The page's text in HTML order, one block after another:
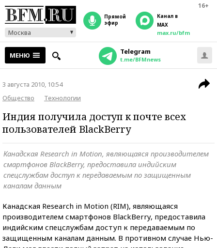
16+
Москва
прямой
эфир
Канал в
MAX
max.ru/bfm
МЕНЮ Telegram
t.me/BFMnews
3 августа 2010, 10:54
Общество
Технологии
Индия получила доступ к почте всех
пользователей BlackBerry
Канадская Research in Motion, являющаяся производителем
смартфонов BlackBerry, предоставила индийским
спецслужбам доступ к передаваемым по защищенным
каналам данным
Канадская Research in Motion (RIM), являющаяся
производителем смартфонов BlackBerry, предоставила
индийским спецслужбам доступ к передаваемым по
защищенным каналам данным. В противном случае Нью-